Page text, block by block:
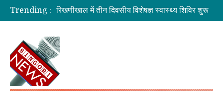
Trending :
रिखणीखाल में तीन दिवसीय विशेषज्ञ स्वास्थ्य शिविर शुरू
सहकारिता में हरियाणा व उत्तराखंड मिलकर करेंगे कामः डाॅ. धन सिंह रावत
मुख्यमंत्री से महानिदेशक एनसीसी ने की शिष्टाचार भेंट